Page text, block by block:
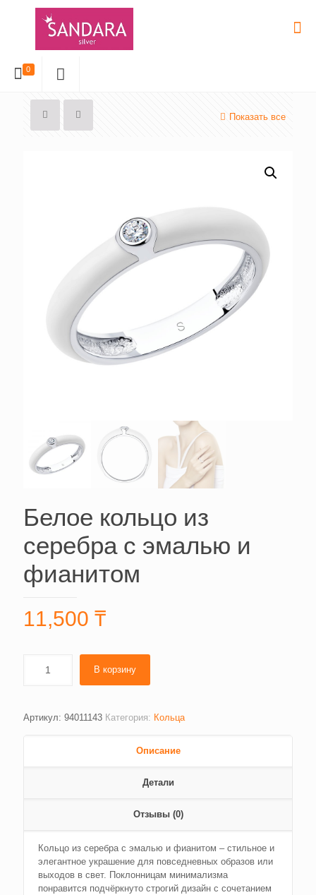
0
Показать все
Белое кольцо из
серебра с эмалью и
фианитом
11,500 ₸
В корзину
Артикул: 94011143 Категория: Кольца
Описание
Детали
Отзывы (0)
Кольцо из серебра с эмалью и фианитом – стильное и
элегантное украшение для повседневных образов или
выходов в свет. Поклонницам минимализма
понравится подчёркнуто строгий дизайн с сочетанием